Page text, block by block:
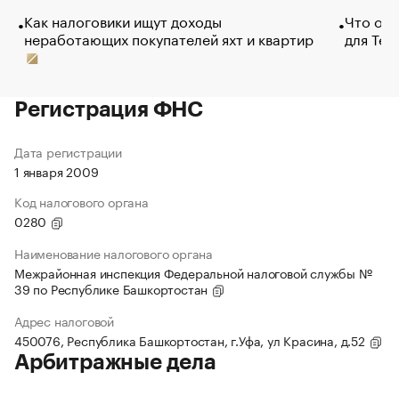
Как налоговики ищут доходы
неработающих покупателей яхт и квартир
Что
для
Регистрация ФНС
Дата регистрации
1 января 2009
Код налогового органа
0280
Наименование налогового органа
Межрайонная инспекция Федеральной налоговой службы №
39 по Республике Башкортостан
Адрес налоговой
450076, Республика Башкортостан, г.Уфа, ул Красина, д.52
Арбитражные дела